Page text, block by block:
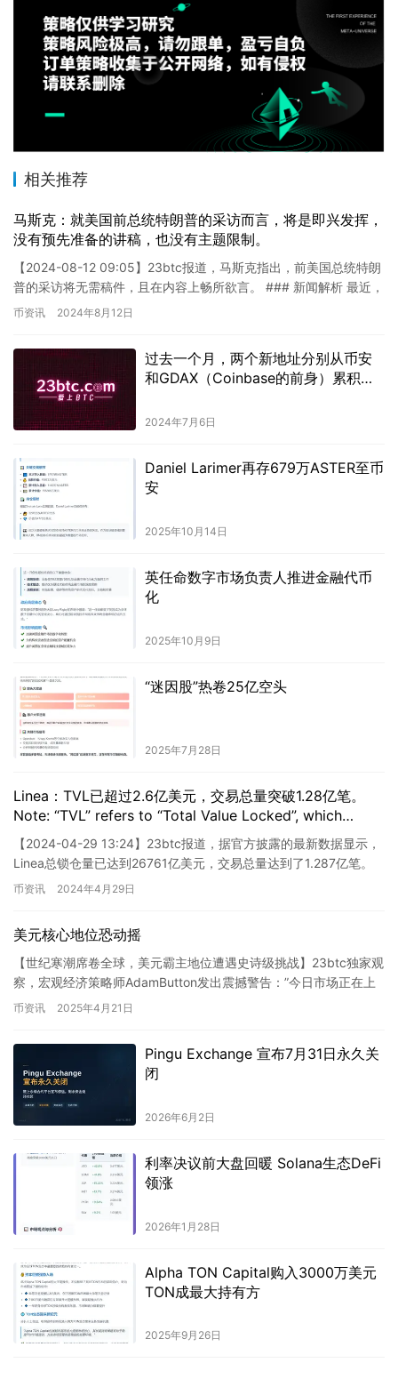
相关推荐
马斯克：就美国前总统特朗普的采访而言，将是即兴发挥，
没有预先准备的讲稿，也没有主题限制。
【2024-08-12 09:05】23btc报道，马斯克指出，前美国总统特朗
普的采访将无需稿件，且在内容上畅所欲言。 ### 新闻解析 最近，
特斯拉和SpaceX的CEO埃隆·马…
币资讯 2024年8月12日
过去一个月，两个新地址分别从币安
和GDAX（Coinbase的前身）累积了
元。
2024年7月6日
Daniel Larimer再存679万ASTER至币
安
2025年10月14日
英任命数字市场负责人推进金融代币
化
2025年10月9日
“迷因股”热卷25亿空头
2025年7月28日
Linea：TVL已超过2.6亿美元，交易总量突破1.28亿笔。
Note: “TVL” refers to “Total Value Locked”, which
represents the total value of assets locked in a
decentralized finance (DeFi) protocol.
【2024-04-29 13:24】23btc报道，据官方披露的最新数据显示，
Linea总锁仓量已达到26761亿美元，交易总量达到了1.287亿笔。
交易的平均成本为0.04美元，…
币资讯 2024年4月29日
美元核心地位恐动摇
【世纪寒潮席卷全球，美元霸主地位遭遇史诗级挑战】23btc独家观
察，宏观经济策略师AdamButton发出震撼警告：”今日市场正在上
演一场流动性荒漠中的惊魂大逃亡。欧元…
币资讯 2025年4月21日
Pingu Exchange 宣布7月31日永久关
闭
2026年6月2日
利率决议前大盘回暖 Solana生态DeFi
领涨
2026年1月28日
Alpha TON Capital购入3000万美元
TON成最大持有方
2025年9月26日